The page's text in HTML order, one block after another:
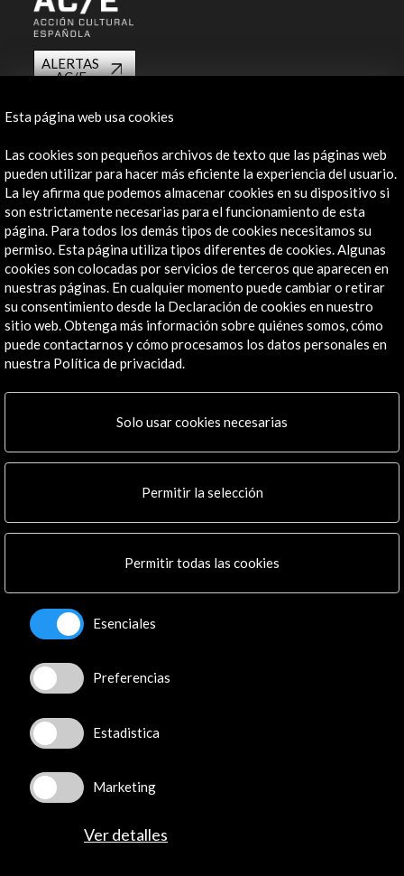
ALERTAS
AC/E
Contacta
info@accioncultural.es
+34 91 700 4000
José Abascal, 4 - 4º
28003 Madrid, España
Canales de contacto
Explora
Institucional
Actividades
Programa PICE
Residencias
Multimedia
Boletín digital
Conecta
X (Twitter)
Instagram
LinkedIn
Youtube
Spotify
Flickr
TikTok
Esta página web usa cookies
Las cookies son pequeños archivos de texto que las páginas web
pueden utilizar para hacer más eficiente la experiencia del usuario.
La ley afirma que podemos almacenar cookies en su dispositivo si
son estrictamente necesarias para el funcionamiento de esta
página. Para todos los demás tipos de cookies necesitamos su
permiso. Esta página utiliza tipos diferentes de cookies. Algunas
cookies son colocadas por servicios de terceros que aparecen en
nuestras páginas. En cualquier momento puede cambiar o retirar
su consentimiento desde la Declaración de cookies en nuestro
sitio web. Obtenga más información sobre quiénes somos, cómo
puede contactarnos y cómo procesamos los datos personales en
nuestra Política de privacidad.
Solo usar cookies necesarias
Permitir la selección
Permitir todas las cookies
Esenciales
Preferencias
Estadistica
Marketing
Ver detalles